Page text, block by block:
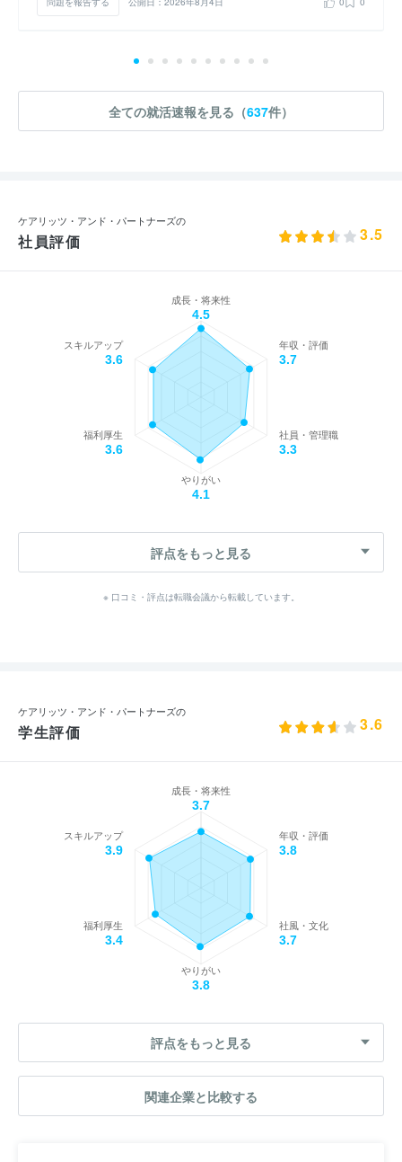
全ての就活速報を見る（637件）
ケアリッツ・アンド・パートナーズの
社員評価 3.5
成長・将来性
4.5
年収・評価
3.7
社員・管理職
3.3
やりがい
4.1
福利厚生
3.6
スキルアップ
3.6
評点をもっと見る
※ 口コミ・評点は転職会議から転載しています。
ケアリッツ・アンド・パートナーズの
学生評価 3.6
成長・将来性
3.7
年収・評価
3.8
社風・文化
3.7
やりがい
3.8
福利厚生
3.4
スキルアップ
3.9
評点をもっと見る
関連企業と比較する